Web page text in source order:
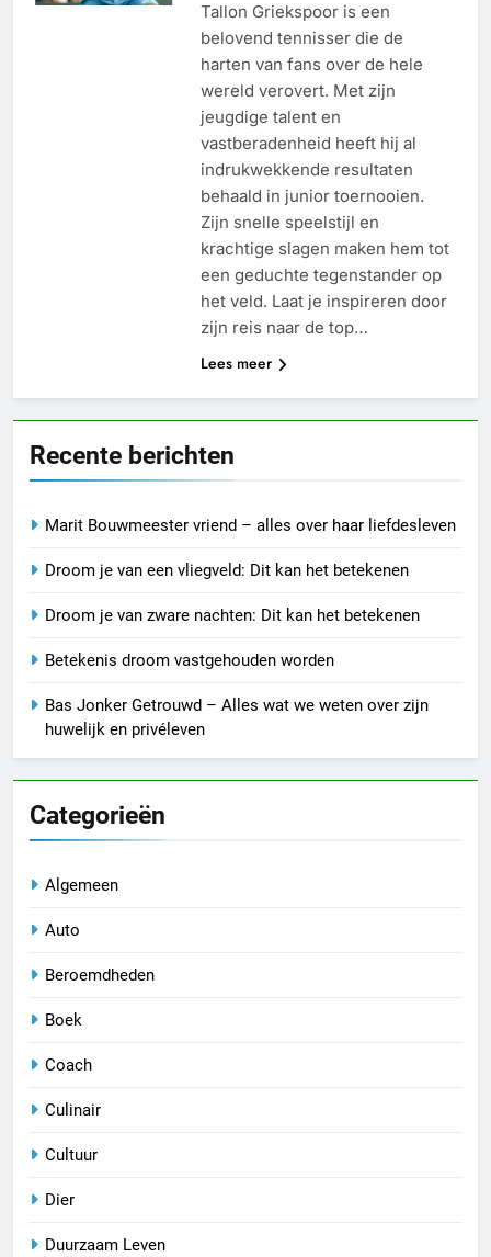
Tallon Griekspoor is een
belovend tennisser die de
harten van fans over de hele
wereld verovert. Met zijn
jeugdige talent en
vastberadenheid heeft hij al
indrukwekkende resultaten
behaald in junior toernooien.
Zijn snelle speelstijl en
krachtige slagen maken hem tot
een geduchte tegenstander op
het veld. Laat je inspireren door
zijn reis naar de top…
Lees meer
Recente berichten
Marit Bouwmeester vriend – alles over haar liefdesleven
Droom je van een vliegveld: Dit kan het betekenen
Droom je van zware nachten: Dit kan het betekenen
Betekenis droom vastgehouden worden
Bas Jonker Getrouwd – Alles wat we weten over zijn
huwelijk en privéleven
Categorieën
Algemeen
Auto
Beroemdheden
Boek
Coach
Culinair
Cultuur
Dier
Duurzaam Leven